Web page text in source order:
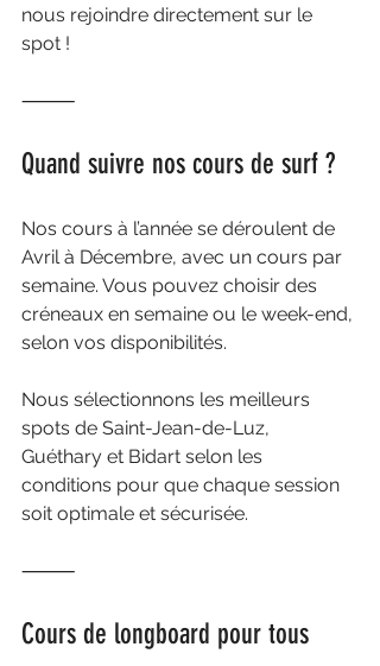
nous rejoindre directement sur le
spot !
⸻
Quand suivre nos cours de surf ?
Nos cours à l’année se déroulent de
Avril à Décembre, avec un cours par
semaine. Vous pouvez choisir des
créneaux en semaine ou le week-end,
selon vos disponibilités.
Nous sélectionnons les meilleurs
spots de Saint-Jean-de-Luz,
Guéthary et Bidart selon les
conditions pour que chaque session
soit optimale et sécurisée.
⸻
Cours de longboard pour tous